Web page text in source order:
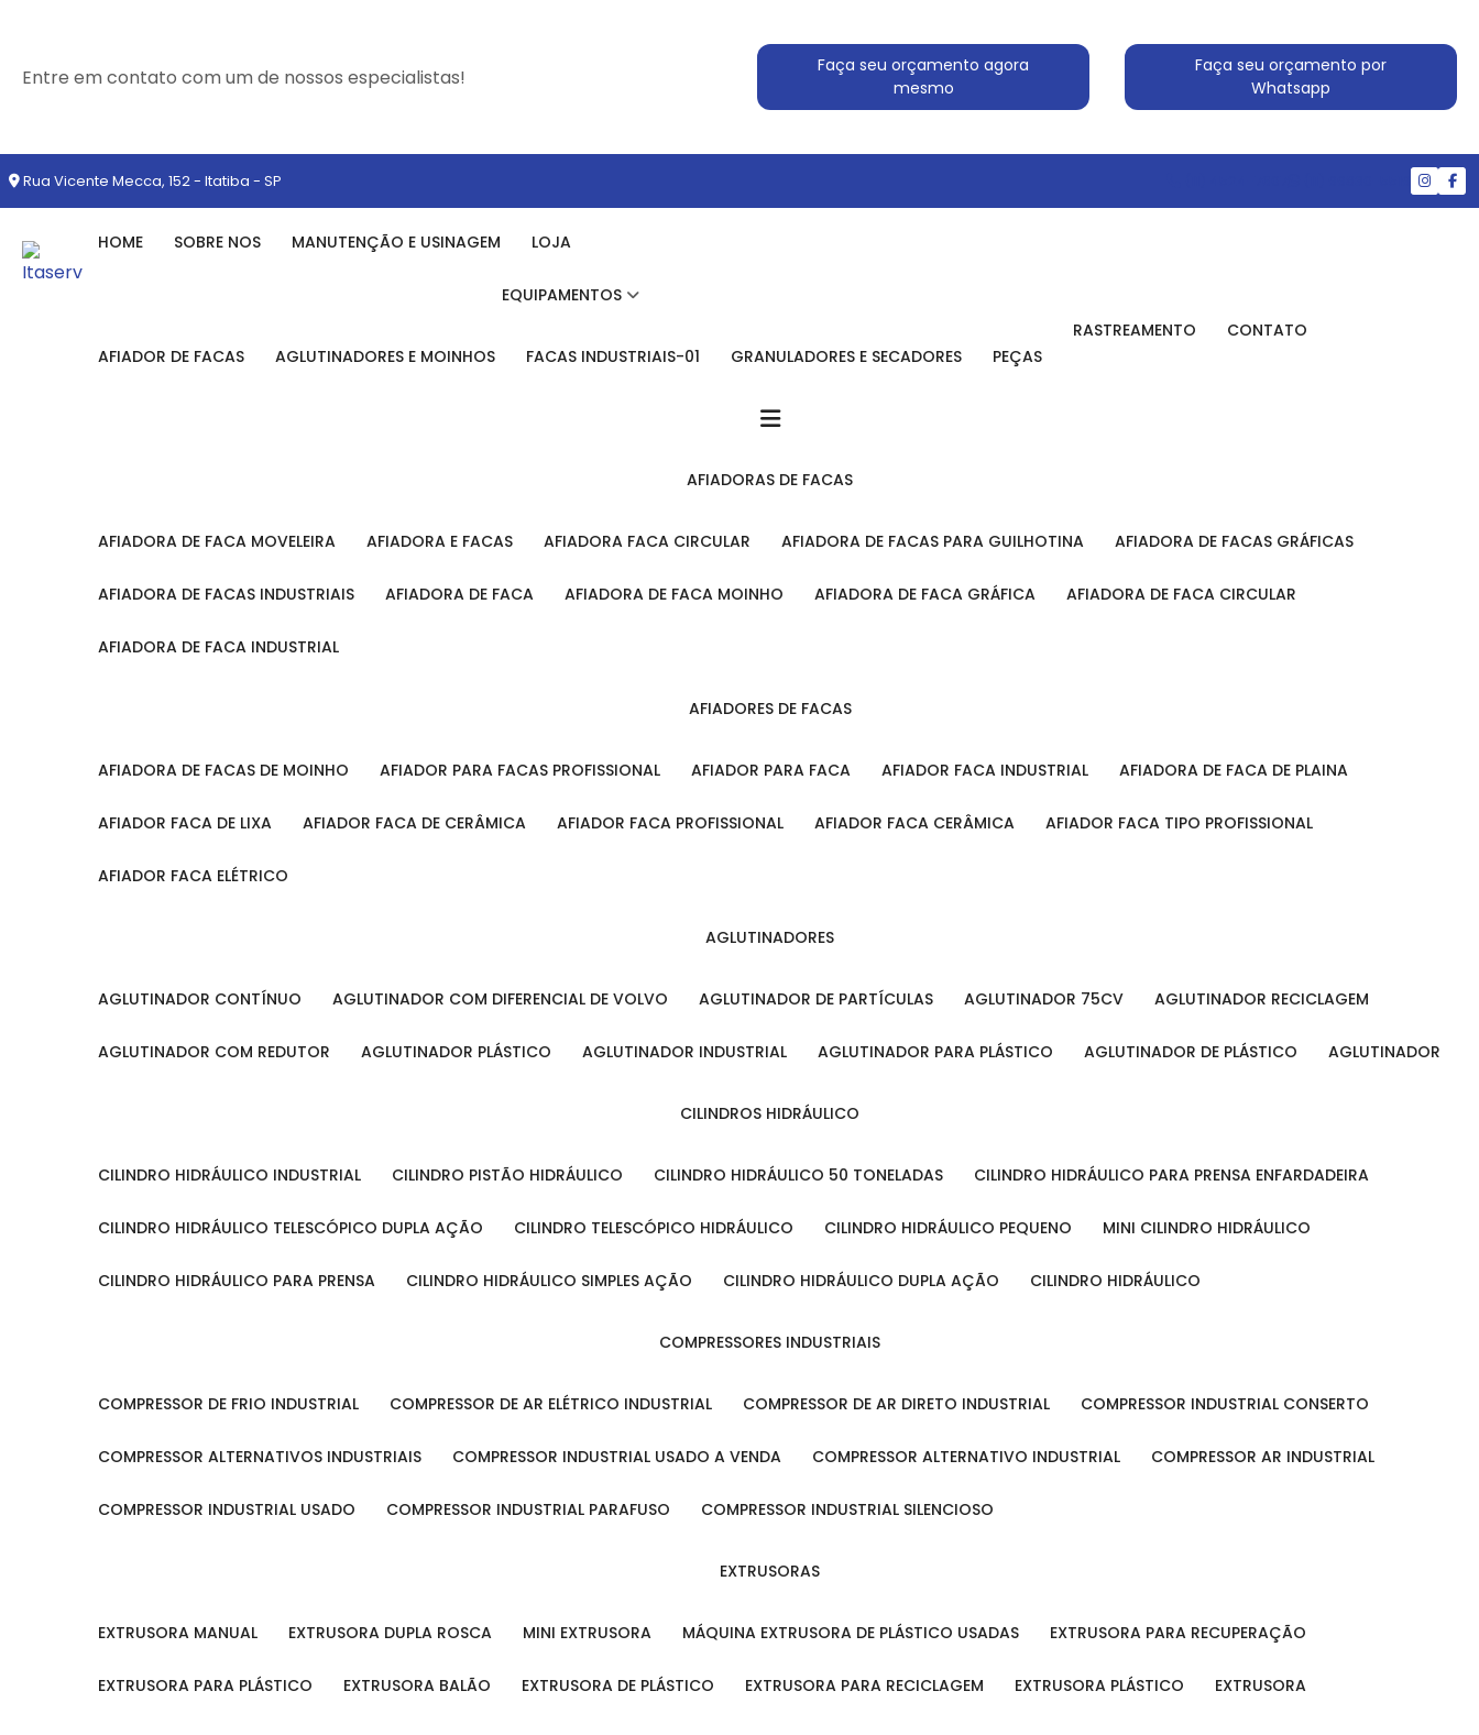
Entre em contato com um de nossos especialistas!
Faça seu orçamento agora
mesmo
Faça seu orçamento por
Whatsapp
Rua Vicente Mecca, 152 - Itatiba - SP
HOME SOBRE NOS MANUTENÇÃO E USINAGEM LOJA
EQUIPAMENTOS
AFIADOR DE FACAS AGLUTINADORES E MOINHOS FACAS INDUSTRIAIS-01 GRANULADORES E SECADORES PEÇAS
RASTREAMENTO CONTATO
AFIADORAS DE FACAS
AFIADORA DE FACA MOVELEIRA AFIADORA E FACAS AFIADORA FACA CIRCULAR AFIADORA DE FACAS PARA GUILHOTINA AFIADORA DE FACAS GRÁFICAS
AFIADORA DE FACAS INDUSTRIAIS AFIADORA DE FACA AFIADORA DE FACA MOINHO AFIADORA DE FACA GRÁFICA AFIADORA DE FACA CIRCULAR
AFIADORA DE FACA INDUSTRIAL
AFIADORES DE FACAS
AFIADORA DE FACAS DE MOINHO AFIADOR PARA FACAS PROFISSIONAL AFIADOR PARA FACA AFIADOR FACA INDUSTRIAL AFIADORA DE FACA DE PLAINA
AFIADOR FACA DE LIXA AFIADOR FACA DE CERÂMICA AFIADOR FACA PROFISSIONAL AFIADOR FACA CERÂMICA AFIADOR FACA TIPO PROFISSIONAL
AFIADOR FACA ELÉTRICO
AGLUTINADORES
AGLUTINADOR CONTÍNUO AGLUTINADOR COM DIFERENCIAL DE VOLVO AGLUTINADOR DE PARTÍCULAS AGLUTINADOR 75CV AGLUTINADOR RECICLAGEM
AGLUTINADOR COM REDUTOR AGLUTINADOR PLÁSTICO AGLUTINADOR INDUSTRIAL AGLUTINADOR PARA PLÁSTICO AGLUTINADOR DE PLÁSTICO AGLUTINADOR
CILINDROS HIDRÁULICO
CILINDRO HIDRÁULICO INDUSTRIAL CILINDRO PISTÃO HIDRÁULICO CILINDRO HIDRÁULICO 50 TONELADAS CILINDRO HIDRÁULICO PARA PRENSA ENFARDADEIRA
CILINDRO HIDRÁULICO TELESCÓPICO DUPLA AÇÃO CILINDRO TELESCÓPICO HIDRÁULICO CILINDRO HIDRÁULICO PEQUENO MINI CILINDRO HIDRÁULICO
CILINDRO HIDRÁULICO PARA PRENSA CILINDRO HIDRÁULICO SIMPLES AÇÃO CILINDRO HIDRÁULICO DUPLA AÇÃO CILINDRO HIDRÁULICO
COMPRESSORES INDUSTRIAIS
COMPRESSOR DE FRIO INDUSTRIAL COMPRESSOR DE AR ELÉTRICO INDUSTRIAL COMPRESSOR DE AR DIRETO INDUSTRIAL COMPRESSOR INDUSTRIAL CONSERTO
COMPRESSOR ALTERNATIVOS INDUSTRIAIS COMPRESSOR INDUSTRIAL USADO A VENDA COMPRESSOR ALTERNATIVO INDUSTRIAL COMPRESSOR AR INDUSTRIAL
COMPRESSOR INDUSTRIAL USADO COMPRESSOR INDUSTRIAL PARAFUSO COMPRESSOR INDUSTRIAL SILENCIOSO
EXTRUSORAS
EXTRUSORA MANUAL EXTRUSORA DUPLA ROSCA MINI EXTRUSORA MÁQUINA EXTRUSORA DE PLÁSTICO USADAS EXTRUSORA PARA RECUPERAÇÃO
EXTRUSORA PARA PLÁSTICO EXTRUSORA BALÃO EXTRUSORA DE PLÁSTICO EXTRUSORA PARA RECICLAGEM EXTRUSORA PLÁSTICO EXTRUSORA